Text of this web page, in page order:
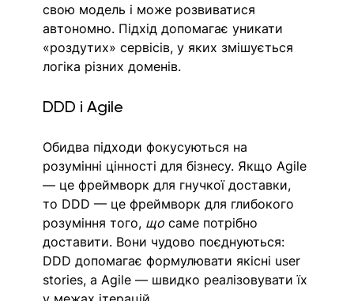
свою модель і може розвиватися
автономно. Підхід допомагає уникати
«роздутих» сервісів, у яких змішується
логіка різних доменів.
DDD і Agile
Обидва підходи фокусуються на
розумінні цінності для бізнесу. Якщо Agile
— це фреймворк для гнучкої доставки,
то DDD — це фреймворк для глибокого
розуміння того, що саме потрібно
доставити. Вони чудово поєднуються:
DDD допомагає формулювати якісні user
stories, а Agile — швидко реалізовувати їх